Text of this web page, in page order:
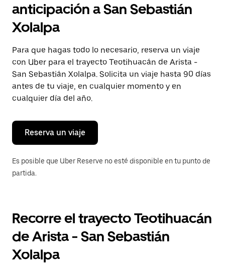
y
selecciona
una
Presiona
la
tecla Esc
para
cerrar
el
calendario.
anticipación a San Sebastián
Xolalpa
Para que hagas todo lo necesario, reserva un viaje
con Uber para el trayecto Teotihuacán de Arista -
San Sebastián Xolalpa. Solicita un viaje hasta 90 días
antes de tu viaje, en cualquier momento y en
cualquier día del año.
Reserva un viaje
Es posible que Uber Reserve no esté disponible en tu punto de
partida.
Recorre el trayecto Teotihuacán
de Arista - San Sebastián
Xolalpa